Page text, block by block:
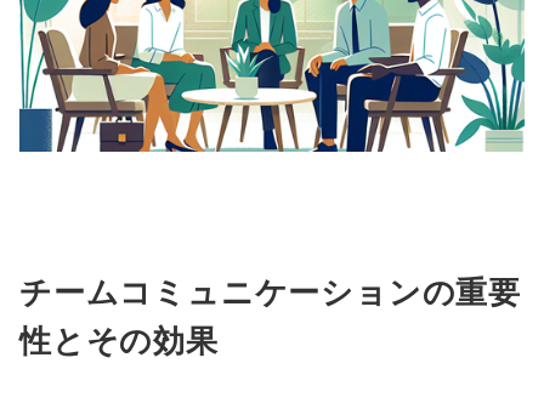
チームコミュニケーションの重要
性とその効果